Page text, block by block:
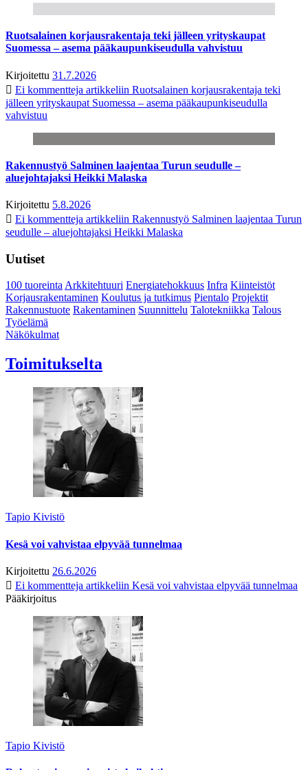
Ruotsalainen korjausrakentaja teki jälleen yrityskaupat
Suomessa – asema pääkaupunkiseudulla vahvistuu
Kirjoitettu 31.7.2026
Ei kommentteja artikkeliin Ruotsalainen korjausrakentaja teki
jälleen yrityskaupat Suomessa – asema pääkaupunkiseudulla
vahvistuu
Rakennustyö Salminen laajentaa Turun seudulle –
aluejohtajaksi Heikki Malaska
Kirjoitettu 5.8.2026
Ei kommentteja artikkeliin Rakennustyö Salminen laajentaa Turun
seudulle – aluejohtajaksi Heikki Malaska
Uutiset
100 tuoreintaArkkitehtuuri Energiatehokkuus Infra Kiinteistöt
Korjausrakentaminen Koulutus ja tutkimus Pientalo Projektit
Rakennustuote Rakentaminen Suunnittelu Talotekniikka Talous
Työelämä
Näkökulmat
Toimitukselta
Tapio Kivistö
Kesä voi vahvistaa elpyvää tunnelmaa
Kirjoitettu 26.6.2026
Ei kommentteja artikkeliin Kesä voi vahvistaa elpyvää tunnelmaa
Pääkirjoitus
Tapio Kivistö